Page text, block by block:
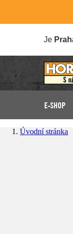
Je
E-SHOP
Úvodní stránka